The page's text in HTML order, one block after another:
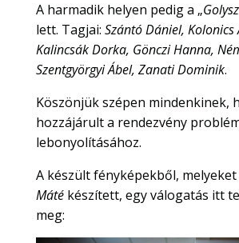
A harmadik helyen pedig a „
lett. Tagjai: Szántó Dániel, Kolonics
Kalincsák Dorka, Gönczi Hanna,
Szentgyörgyi Ábel, Zanati Dominik.
Köszönjük szépen mindenkinek,
hozzájárult a rendezvény
lebonyolításához.
A készült fényképekből, melyeket
Mátékészített, egy válogatás itt
meg: